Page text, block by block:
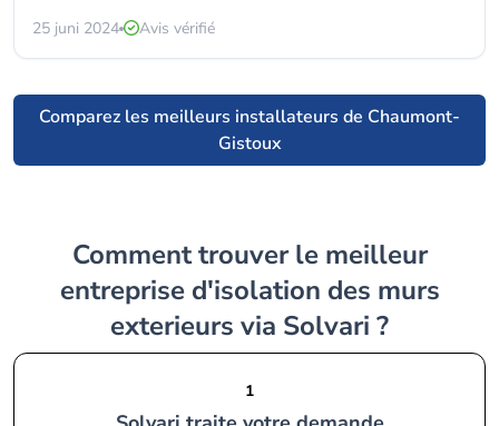
25 juni 2024 Avis vérifié
Comparez les meilleurs installateurs de Chaumont-
Gistoux
Comment trouver le meilleur
entreprise d'isolation des murs
exterieurs via Solvari ?
1